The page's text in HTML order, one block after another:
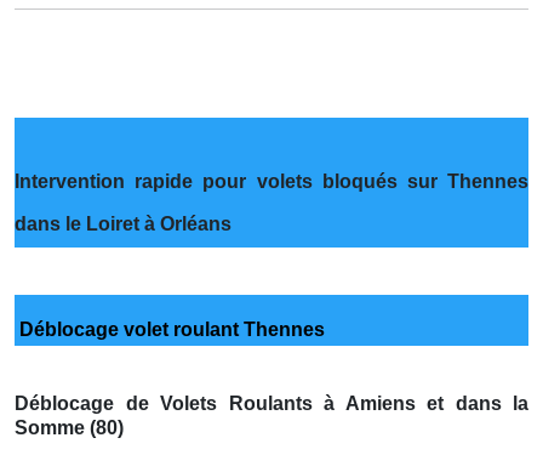
Intervention rapide pour volets bloqués sur Thennes
dans le Loiret à Orléans
Déblocage volet roulant Thennes
Déblocage de Volets Roulants à Amiens et dans la
Somme (80)